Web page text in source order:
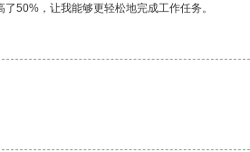
50%，让我能够更轻松地完成工作任务。